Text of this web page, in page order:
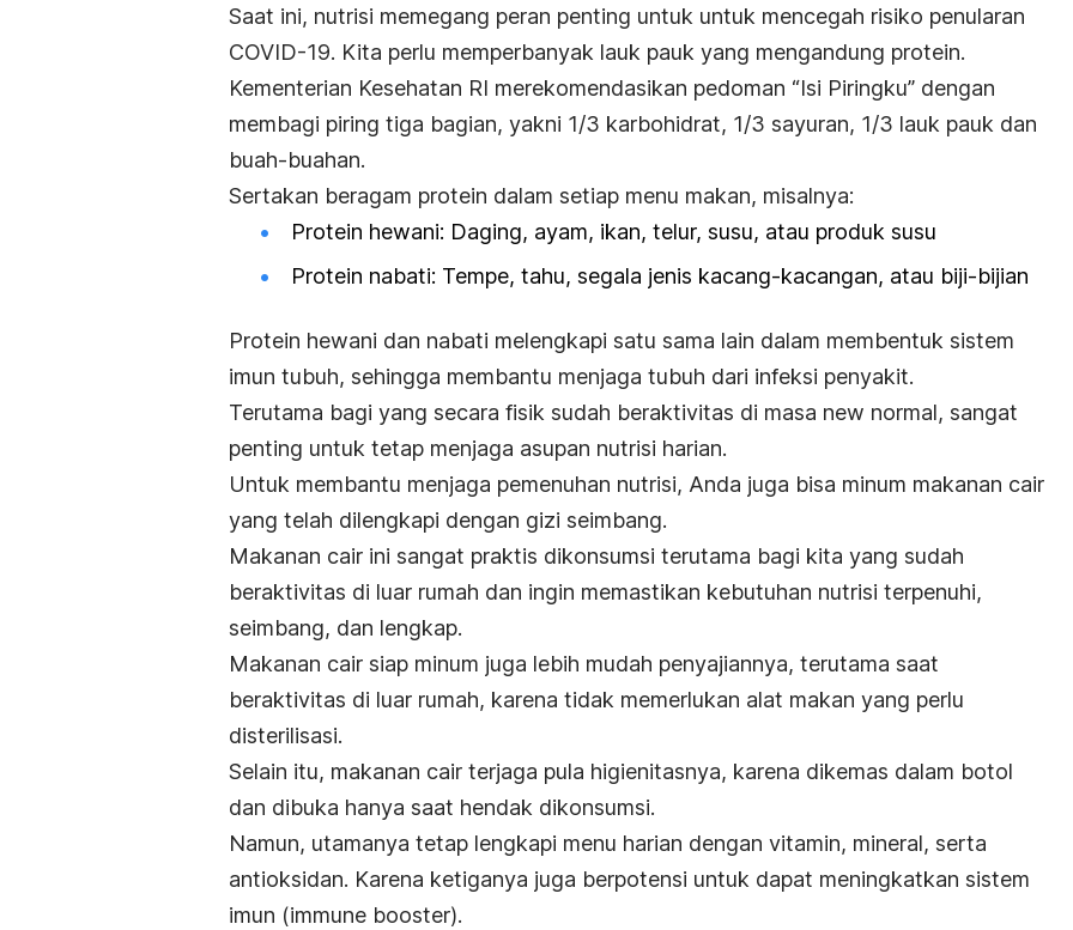
Saat ini, nutrisi memegang peran penting untuk untuk mencegah risiko penularan
COVID-19. Kita perlu memperbanyak lauk pauk yang mengandung protein.
Kementerian Kesehatan RI merekomendasikan pedoman “Isi Piringku” dengan
membagi piring tiga bagian, yakni 1/3 karbohidrat, 1/3 sayuran, 1/3 lauk pauk dan
buah-buahan.
Sertakan beragam protein dalam setiap menu makan, misalnya:
Protein hewani: Daging, ayam, ikan, telur, susu, atau produk susu
Protein nabati: Tempe, tahu, segala jenis kacang-kacangan, atau biji-bijian
Protein hewani dan nabati melengkapi satu sama lain dalam membentuk sistem
imun tubuh, sehingga membantu menjaga tubuh dari infeksi penyakit.
Terutama bagi yang secara fisik sudah beraktivitas di masa new normal, sangat
penting untuk tetap menjaga asupan nutrisi harian.
Untuk membantu menjaga pemenuhan nutrisi, Anda juga bisa minum makanan cair
yang telah dilengkapi dengan gizi seimbang.
Makanan cair ini sangat praktis dikonsumsi terutama bagi kita yang sudah
beraktivitas di luar rumah dan ingin memastikan kebutuhan nutrisi terpenuhi,
seimbang, dan lengkap.
Makanan cair siap minum juga lebih mudah penyajiannya, terutama saat
beraktivitas di luar rumah, karena tidak memerlukan alat makan yang perlu
disterilisasi.
Selain itu, makanan cair terjaga pula higienitasnya, karena dikemas dalam botol
dan dibuka hanya saat hendak dikonsumsi.
Namun, utamanya tetap lengkapi menu harian dengan vitamin, mineral, serta
antioksidan. Karena ketiganya juga berpotensi untuk dapat meningkatkan sistem
imun (immune booster).